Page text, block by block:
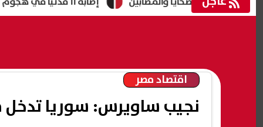
اقتصاد مصر
نجيب ساويرس: سوريا تدخل